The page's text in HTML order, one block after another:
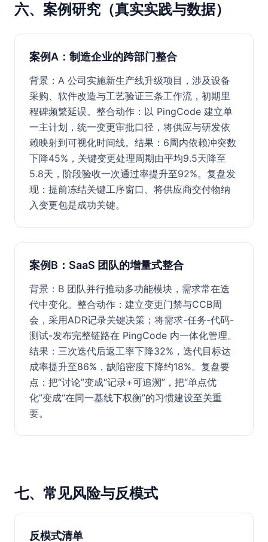
六、案例研究（真实实践与数据）
案例A：制造企业的跨部门整合
背景：A 公司实施新生产线升级项目，涉及设备
采购、软件改造与工艺验证三条工作流，初期里
程碑频繁延误。整合动作：以 PingCode 建立单
一主计划，统一变更审批口径，将供应与研发依
赖映射到可视化时间线。结果：6周内依赖冲突数
下降45%，关键变更处理周期由平均9.5天降至
5.8天，阶段验收一次通过率提升至92%。复盘发
现：提前冻结关键工序窗口、将供应商交付物纳
入变更包是成功关键。
案例B：SaaS 团队的增量式整合
背景：B 团队并行推动多功能模块，需求常在迭
代中变化。整合动作：建立变更门禁与CCB周
会，采用ADR记录关键决策；将需求-任务-代码-
测试-发布完整链路在 PingCode 内一体化管理。
结果：三次迭代后返工率下降32%，迭代目标达
成率提升至86%，缺陷密度下降约18%。复盘要
点：把“讨论”变成“记录+可追溯”，把“单点优
化”变成“在同一基线下权衡”的习惯建设至关重
要。
七、常见风险与反模式
反模式清单